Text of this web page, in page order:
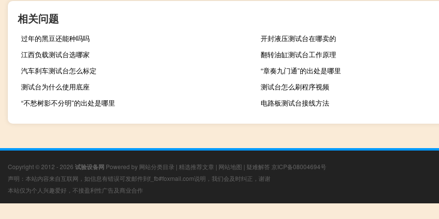
相关问题
过年的黑豆还能种吗吗
开封液压测试台在哪卖的
江西负载测试台选哪家
翻转油缸测试台工作原理
汽车刹车测试台怎么标定
“章奏九门通”的出处是哪里
测试台为什么使用底座
测试台怎么刷程序视频
“不愁树影不分明”的出处是哪里
电路板测试台接线方法
Copyright © 2012 - 2026 试验设备网 Powered by 网站分类目录 | 精选推荐文章 | 网站地图 | 疑难解答 京ICP备08004694号
声明：本站内容来自互联网，如信息有错误可发邮件到f_fb#foxmail.com说明，我们会及时纠正，谢谢
本站仅为个人兴趣爱好，不接盈利性广告及商业合作